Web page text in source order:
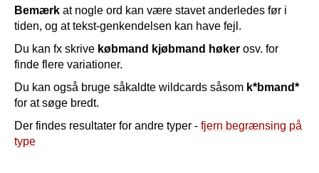
Bemærk at nogle ord kan være stavet anderledes før i
tiden, og at tekst-genkendelsen kan have fejl.
Du kan fx skrive købmand kjøbmand høker osv. for
finde flere variationer.
Du kan også bruge såkaldte wildcards såsom k*bmand*
for at søge bredt.
Der findes resultater for andre typer - fjern begrænsing på
type